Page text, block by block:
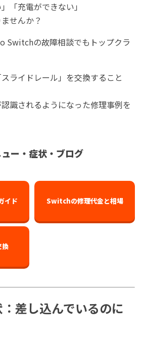
「充電ができない」
せんか？
Switchの故障相談でもトップクラ
ライドレール」を交換すること
識されるようになった修理事例を
ー・症状・ブログ
イド Switchの修理代金と相場
差し込んでいるのに